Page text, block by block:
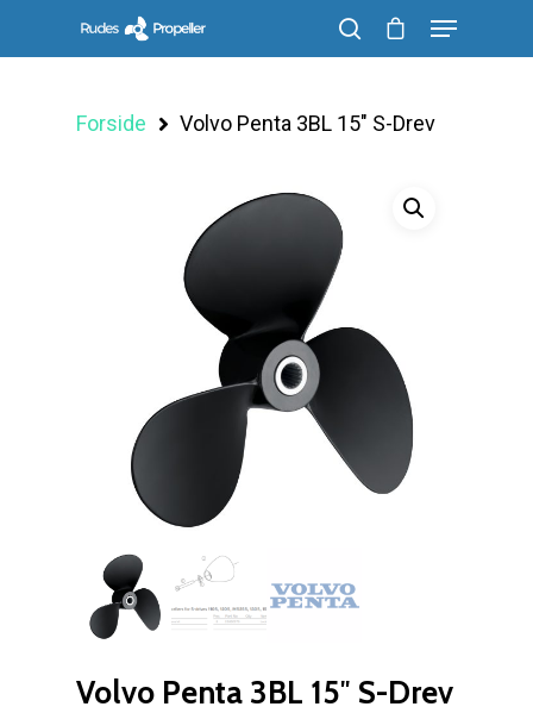
Forside Volvo Penta 3BL 15″ S-Drev
Volvo Penta 3BL 15″ S-Drev